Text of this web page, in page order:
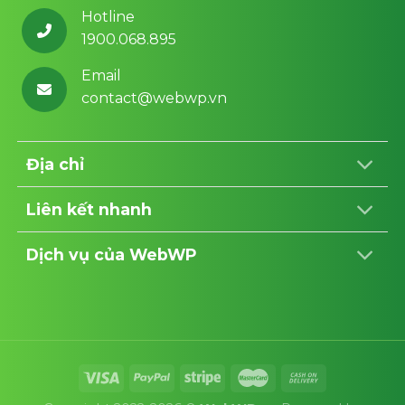
Hotline
1900.068.895
Email
contact@webwp.vn
Địa chỉ
Liên kết nhanh
Dịch vụ của WebWP